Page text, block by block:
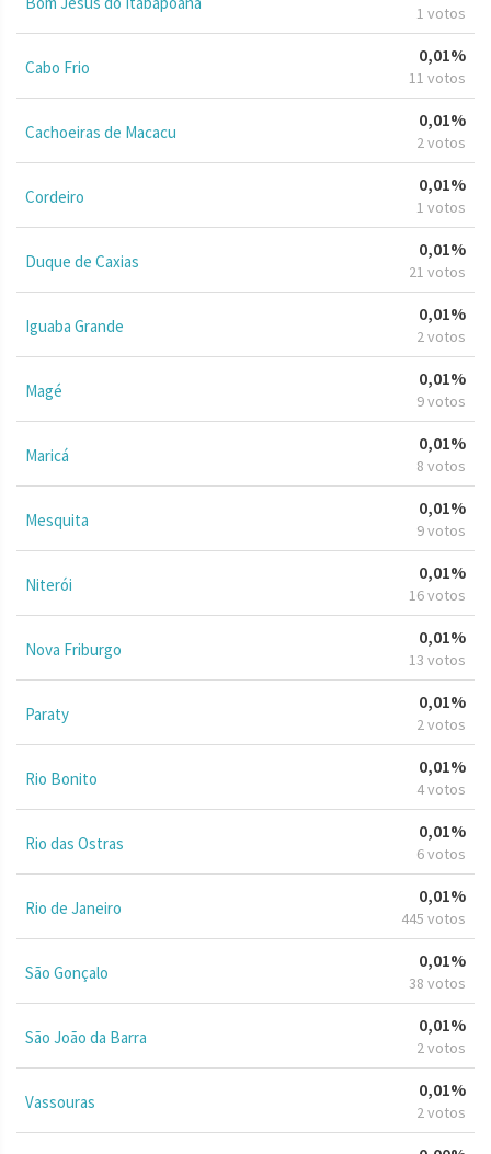
1 votos
Cabo Frio
0,01%
11 votos
Cachoeiras de Macacu
0,01%
2 votos
Cordeiro
0,01%
1 votos
Duque de Caxias
0,01%
21 votos
Iguaba Grande
0,01%
2 votos
Magé
0,01%
9 votos
Maricá
0,01%
8 votos
Mesquita
0,01%
9 votos
Niterói
0,01%
16 votos
Nova Friburgo
0,01%
13 votos
Paraty
0,01%
2 votos
Rio Bonito
0,01%
4 votos
Rio das Ostras
0,01%
6 votos
Rio de Janeiro
0,01%
445 votos
São Gonçalo
0,01%
38 votos
São João da Barra
0,01%
2 votos
Vassouras
0,01%
2 votos